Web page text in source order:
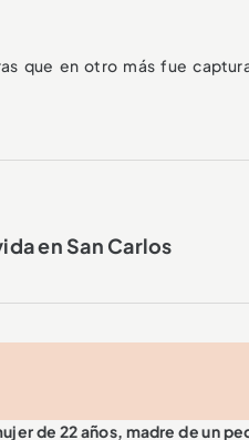
que en otro más fue
en San Carlos
de 22 años, madre de un